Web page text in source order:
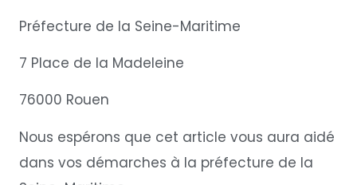
Préfecture de la Seine-Maritime
7 Place de la Madeleine
76000 Rouen
Nous espérons que cet article vous aura aidé
dans vos démarches à la préfecture de la